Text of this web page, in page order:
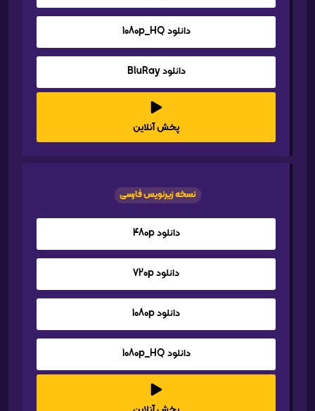
دانلود 1080p_HQ
دانلود BluRay
پخش آنلاین
نسخه زیرنویس فارسی
دانلود 480p
دانلود 720p
دانلود 1080p
دانلود 1080p_HQ